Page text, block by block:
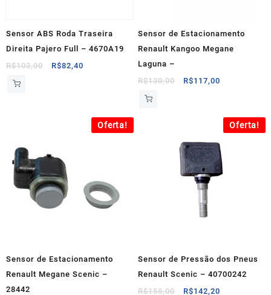
Sensor ABS Roda Traseira
Direita Pajero Full – 4670A19
R$103,00
O
R$82,40
R$82,40.
Sensor de Estacionamento
Renault Kangoo Megane
Laguna –
R$130,00
O
R$117,00
é:
R$117,00.
Oferta!
Sensor de Estacionamento
Renault Megane Scenic –
28442
Oferta!
Sensor de Pressão dos Pneus
Renault Scenic – 40700242
R$158,00
O
R$142,20